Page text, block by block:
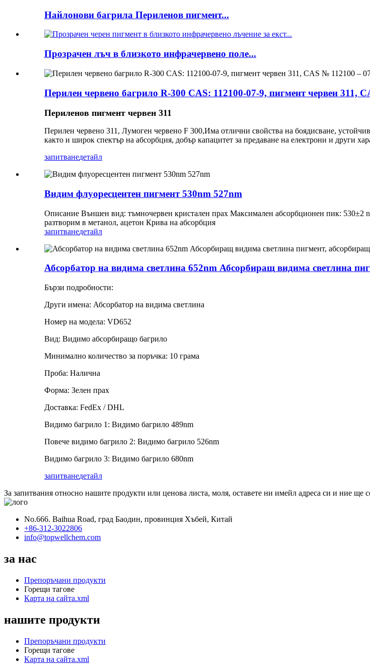
Найлонови багрила Периленов пигмент...
Прозрачен лъч в близкото инфрачервено поле...
Перилен червено багрило R-300 CAS: 112100-07-9, пигмент червен 311,
Периленов пигмент червен 311
Перилен червено 311, Лумоген червено F 300,Има отлични свойства на боядисване,
както и широк спектър на абсорбция, добър капацитет за предаване на електрони и други
запитванедетайл
Видим флуоресцентен пигмент 530nm 527nm
Описание Външен вид: тъмночервен кристален прах Максимален абсорбционен пик: 530±2
разтворим в метанол, ацетон Крива на абсорбция
запитванедетайл
Абсорбатор на видима светлина 652nm Абсорбиращ видима светлина
Бързи подробности:
Други имена: Абсорбатор на видима светлина
Номер на модела: VD652
Вид: Видимо абсорбиращо багрило
Минимално количество за поръчка: 10 грама
Проба: Налична
Форма: Зелен прах
Доставка: FedEx / DHL
Видимо багрило 1: Видимо багрило 489nm
Повече видимо багрило 2: Видимо багрило 526nm
Видимо багрило 3: Видимо багрило 680nm
запитванедетайл
За запитвания относно нашите продукти или ценова листа, моля, оставете ни имейл адреса си и ние ще
No.666. Baihua Road, град Баодин, провинция Хъбей, Китай
+86-312-3022806
info@topwellchem.com
за нас
Препоръчани продукти
Горещи тагове
Карта на сайта.xml
нашите продукти
Препоръчани продукти
Горещи тагове
Карта на сайта.xml